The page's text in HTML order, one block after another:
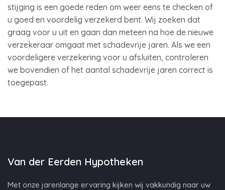
stijging is een goede reden om weer eens te checken of
u goed en voordelig verzekerd bent. Wij zoeken dat
graag voor u uit en gaan dan meteen na hoe de nieuwe
verzekeraar omgaat met schadevrije jaren. Als we een
voordeligere verzekering voor u afsluiten, controleren
we bovendien of het aantal schadevrije jaren correct is
toegepast.
Van der Eerden Hypotheken
Met onze jarenlange ervaring kijken wij vakkundig naar uw